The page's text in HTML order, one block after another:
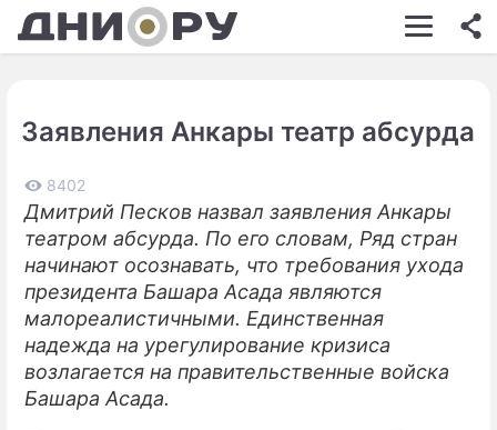
ШОУ-БИЗНЕС
КИНО
ЗДОРОВЬЕ
ЭКОНОМИКА
ПРОИСШЕСТВИЯ
СОННИК
Заявления Анкары театр абсурда
8402
Дмитрий Песков назвал заявления Анкары
театром абсурда. По его словам, Ряд стран
начинают осознавать, что требования ухода
президента Башара Асада являются
малореалистичными. Единственная
надежда на урегулирование кризиса
возлагается на правительственные войска
Башара Асада.